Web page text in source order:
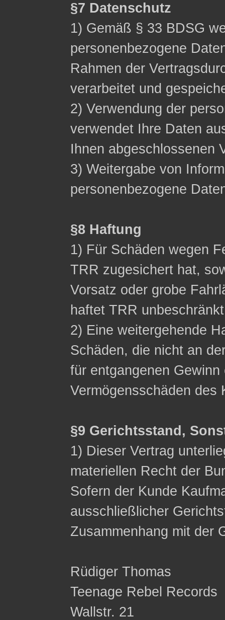
§7 Datenschutz
1) Gemäß § 33 BDSG
personenbezogene
Rahmen der
verarbeitet und
2) Verwendung der
verwendet Ihre Daten
Ihnen abgeschlossenen
3) Weitergabe von
personenbezogene
§8 Haftung
1) Für Schäden wegen
TRR zugesichert hat,
Vorsatz oder grobe
haftet TRR
2) Eine weitergehende
Schäden, die nicht an
für entgangenen Gewinn
Vermögensschäden des
§9 Gerichtsstand,
1) Dieser Vertrag
materiellen Recht der
Sofern der Kunde
ausschließlicher
Zusammenhang mit der
Rüdiger Thomas
Teenage Rebel Records
Wallstr. 21